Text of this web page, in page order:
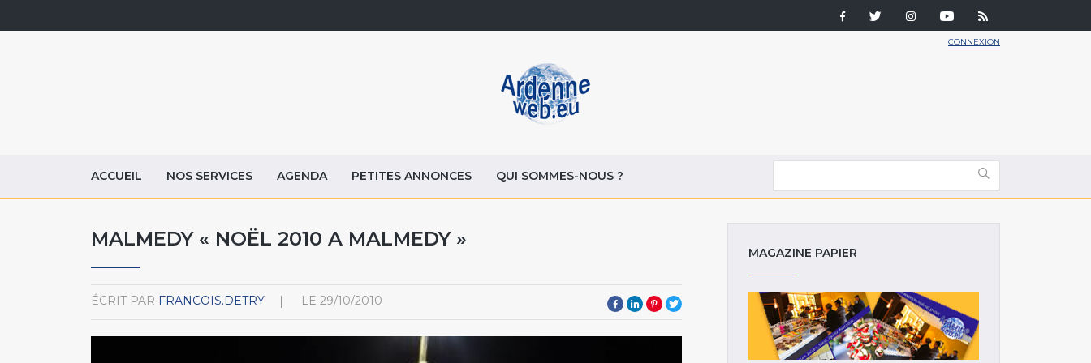
CONNEXION
ACCUEIL NOS SERVICES AGENDA PETITES ANNONCES QUI SOMMES-NOUS ?
MALMEDY « NOËL 2010 A MALMEDY »
ÉCRIT PAR FRANCOIS.DETRY LE 29/10/2010
MAGAZINE PAPIER